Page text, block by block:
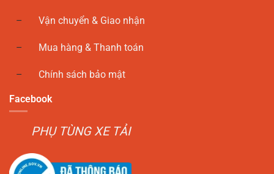
Vận chuyển & Giao nhận
Mua hàng & Thanh toán
Chính sách bảo mật
Facebook
PHỤ TÙNG XE TẢI